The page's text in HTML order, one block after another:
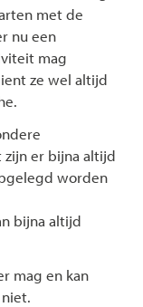
met de
nu een
mag
ze wel altijd
er bijna altijd
worden
bijna altijd
mag en kan